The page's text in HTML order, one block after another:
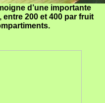
d’une importante
200 et 400 par fruit